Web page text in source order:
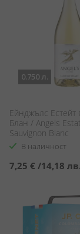
0.750 л.
Ейнджълс Естейт
Блан / Angels
Sauvignon Blanc
В наличност
7,25 € /14,18 лв.